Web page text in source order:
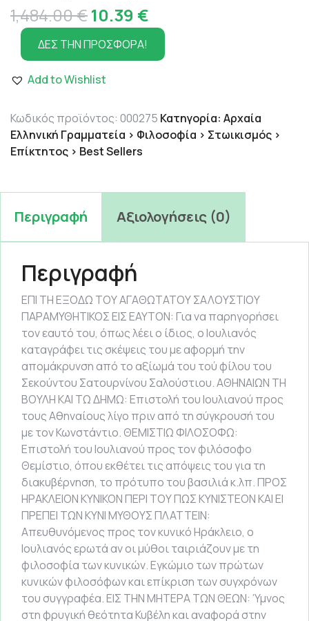
1,484.00€Original
price
was:
1,484.00 €.
10.39 €
τρέχουσα
τιμή
10.39 €.
ΔΕΣ ΤΗΝ ΠΡΟΣΦΟΡΑ!
Add to Wishlist
Κωδικός προϊόντος: 000275 Κατηγορία: Αρχαία
Ελληνική Γραμματεία > Φιλοσοφία > Στωικισμός >
Επίκτητος > Best Sellers
Περιγραφή Αξιολογήσεις (0)
Περιγραφή
ΕΠΙ ΤΗ ΕΞΟΔΩ ΤΟΥ ΑΓΑΘΩΤΑΤΟΥ ΣΑΛΟΥΣΤΙΟΥ
ΠΑΡΑΜΥΘΗΤΙΚΟΣ ΕΙΣ ΕΑΥΤΟΝ: Για να παρηγορήσει
τον εαυτό του, όπως λέει ο ίδιος, ο Ιουλιανός
καταγράφει τις σκέψεις του με αφορμή την
απομάκρυνση από το αξίωμά του τού φίλου του
Σεκούντου Σατουρνίνου Σαλούστιου. ΑΘΗΝΑΙΩΝ ΤΗ
ΒΟΥΛΗ ΚΑΙ ΤΩ ΔΗΜΩ: Επιστολή του Ιουλιανού προς
τους Αθηναίους λίγο πριν από τη σύγκρουσή του
με τον Κωνστάντιο. ΘΕΜΙΣΤΙΩ ΦΙΛΟΣΟΦΩ:
Επιστολή του Ιουλιανού προς τον φιλόσοφο
Θεμίστιο, όπου εκθέτει τις απόψεις του για τη
διακυβέρνηση, το πρότυπο του βασιλιά κ.λπ. ΠΡΟΣ
ΗΡΑΚΛΕΙΟΝ ΚΥΝΙΚΟΝ ΠΕΡΙ ΤΟΥ ΠΩΣ ΚΥΝΙΣΤΕΟΝ ΚΑΙ ΕΙ
ΠΡΕΠΕΙ ΤΩΝ ΚΥΝΙ ΜΥΘΟΥΣ ΠΛΑΤΤΕΙΝ:
Απευθυνόμενος προς τον κυνικό Ηράκλειο, ο
Ιουλιανός ερωτά αν οι μύθοι ταιριάζουν με τη
φιλοσοφία των κυνικών. Εγκώμιο των πρώτων
κυνικών φιλοσόφων και επίκριση των συγχρόνων
του συγγραφέα. ΕΙΣ ΤΗΝ ΜΗΤΕΡΑ ΤΩΝ ΘΕΩΝ: Ύμνος
στη φρυγική θεότητα Κυβέλη και αναφορά στην